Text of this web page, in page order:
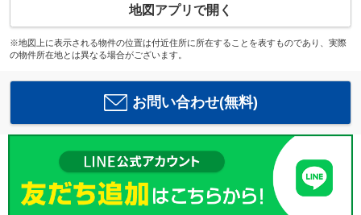
地図アプリで開く
※地図上に表示される物件の位置は付近住所に所在することを表すものであり、実際
の物件所在地とは異なる場合がございます。
お問い合わせ(無料)